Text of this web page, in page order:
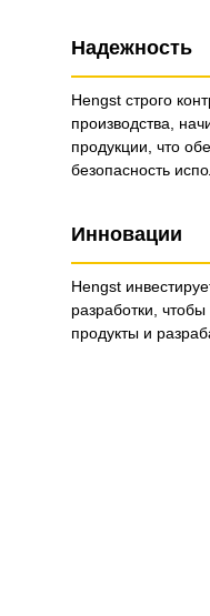
Надежность
Инновации
Hengst строго
производства,
продукции, что
безопасность
Hengst
разработки,
продукты и